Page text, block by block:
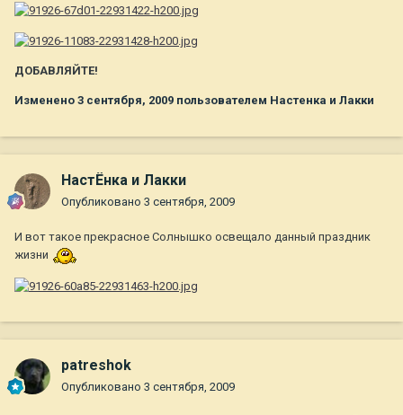
ДОБАВЛЯЙТЕ!
Изменено 3 сентября, 2009 пользователем Настенка и Лакки
НастЁнка и Лакки
Опубликовано 3 сентября, 2009
И вот такое прекрасное Солнышко освещало данный праздник
жизни
patreshok
Опубликовано 3 сентября, 2009